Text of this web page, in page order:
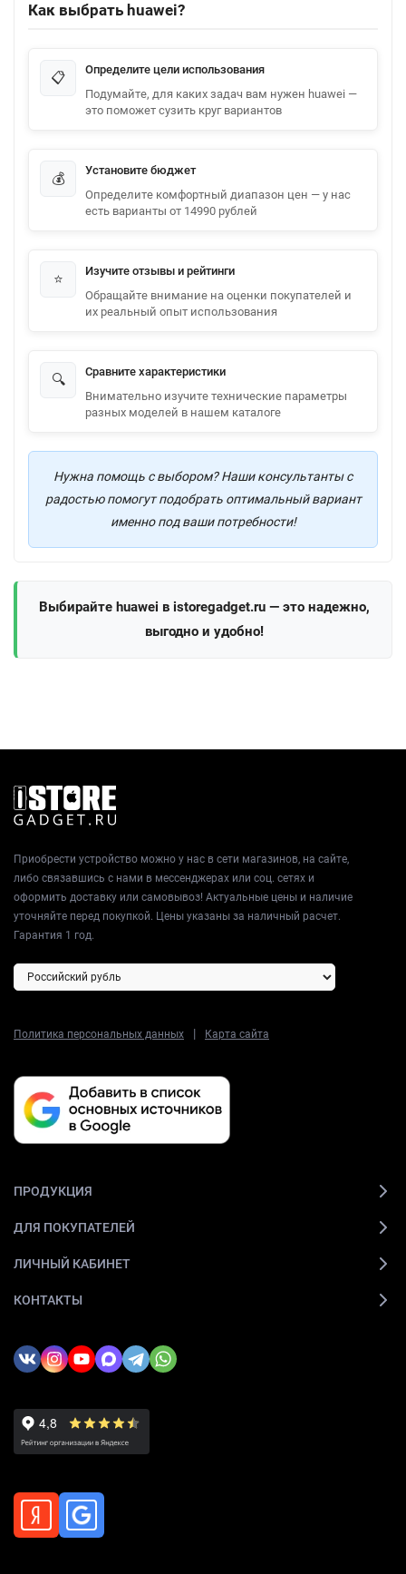
Как выбрать huawei?
📋
Определите цели использования
Подумайте, для каких задач вам нужен huawei —
это поможет сузить круг вариантов
💰
Установите бюджет
Определите комфортный диапазон цен — у нас
есть варианты от 14990 рублей
⭐
Изучите отзывы и рейтинги
Обращайте внимание на оценки покупателей и
их реальный опыт использования
🔍
Сравните характеристики
Внимательно изучите технические параметры
разных моделей в нашем каталоге
Нужна помощь с выбором? Наши консультанты с
радостью помогут подобрать оптимальный вариант
именно под ваши потребности!
Выбирайте huawei в istoregadget.ru — это надежно,
выгодно и удобно!
Приобрести устройство можно у нас в сети магазинов, на сайте,
либо связавшись с нами в мессенджерах или соц. сетях и
оформить доставку или самовывоз! Актуальные цены и наличие
уточняйте перед покупкой. Цены указаны за наличный расчет.
Гарантия 1 год.
Политика персональных данных | Карта сайта
ПРОДУКЦИЯ
ДЛЯ ПОКУПАТЕЛЕЙ
ЛИЧНЫЙ КАБИНЕТ
КОНТАКТЫ